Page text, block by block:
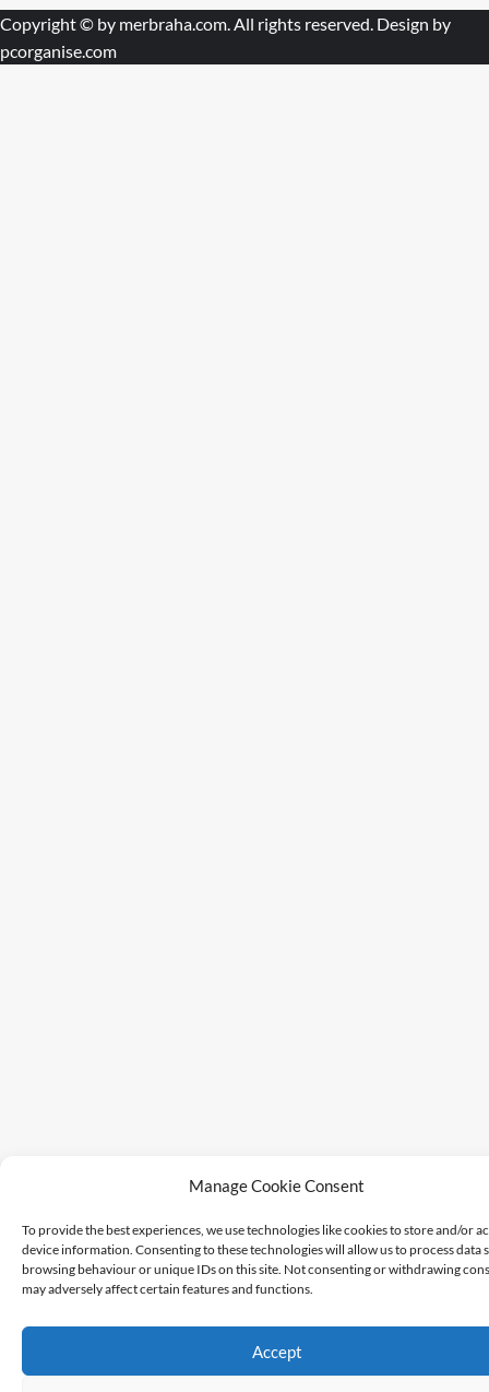
Manage Cookie Consent
To provide the best experiences, we use technologies like cookies to store and/or
device information. Consenting to these technologies will allow us to process data
browsing behaviour or unique IDs on this site. Not consenting or withdrawing
may adversely affect certain features and functions.
Accept
Copyright © by merbraha.com. All rights reserved. Design by
pcorganise.com